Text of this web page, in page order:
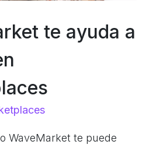
te ayuda a
WaveMarket te puede